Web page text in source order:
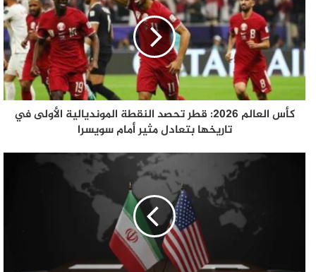
كأس العالم 2026: قطر تحصد النقطة المونديالية الأولى في
تاريخها بتعادل مثير أمام سويسرا